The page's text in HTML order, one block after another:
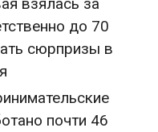
до 70
сюрпризы в
почти 46